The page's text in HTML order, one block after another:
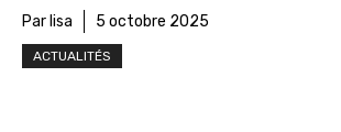
Par lisa 5 octobre 2025
ACTUALITÉS